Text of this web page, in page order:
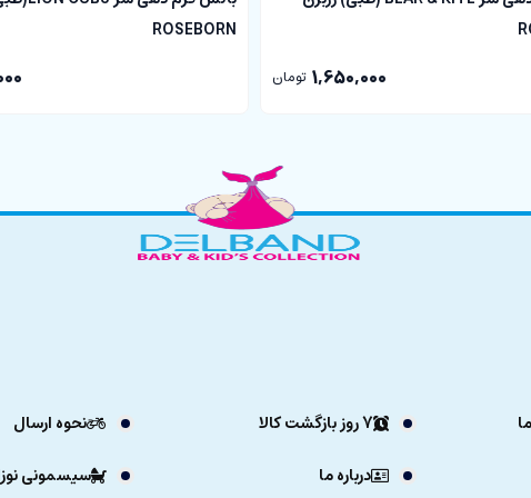
با کیفیت و قیمت مناسب سعی در جلب رضایت حداکثری شما عزیزان
متفاوت باشد.
1,650,000 تومان
ROSEBORN
7 روز بازگشت کالا
نحوه ارسال
درباره ما سیسمونی